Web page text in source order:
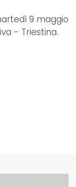
9 maggio
- Triestina.